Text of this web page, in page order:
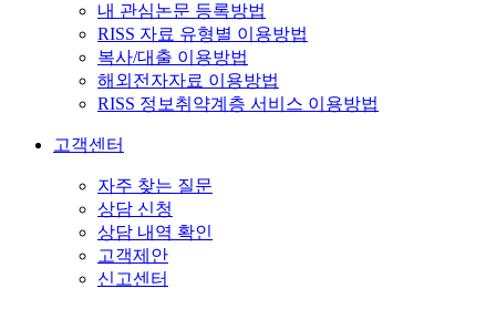
내 관심논문 등록방법
RISS 자료 유형별 이용방법
복사/대출 이용방법
해외전자자료 이용방법
RISS 정보취약계층 서비스 이용방법
고객센터
자주 찾는 질문
상담 신청
상담 내역 확인
고객제안
신고센터